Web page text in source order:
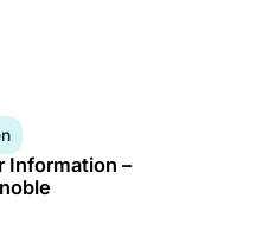
Information –